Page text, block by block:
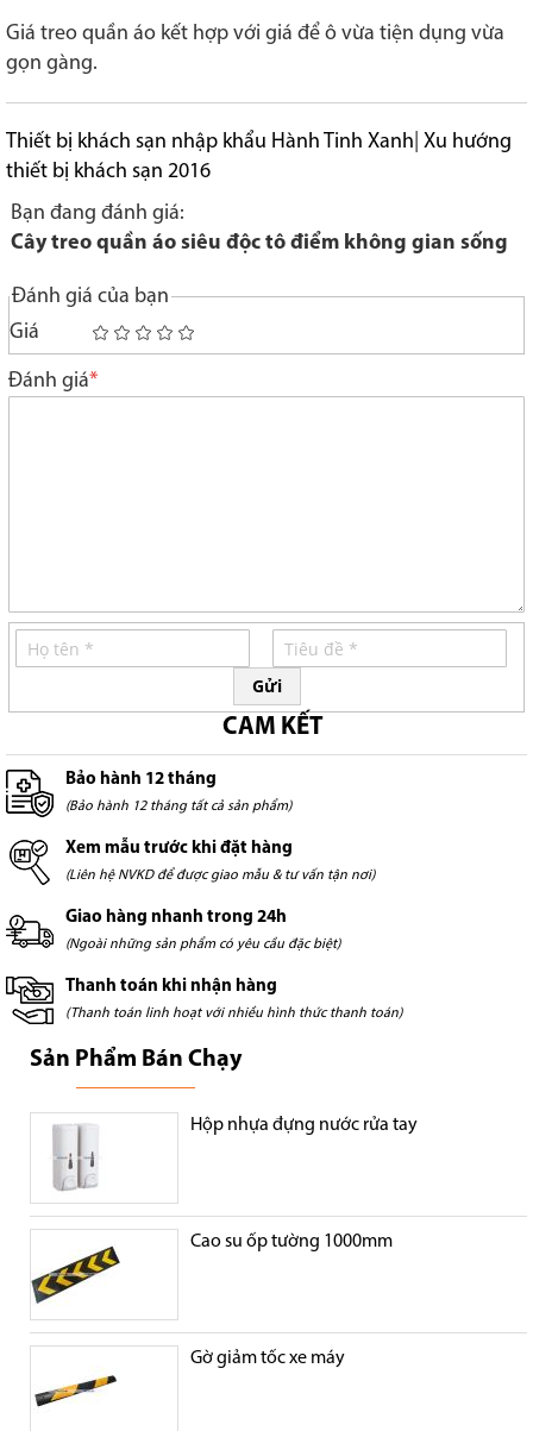
Giá treo quần áo kết hợp với giá để ô vừa tiện dụng vừa
gọn gàng.
Thiết bị khách sạn nhập khẩu Hành Tinh Xanh Xu hướng
thiết bị khách sạn 2016
Bạn đang đánh giá:
Cây treo quần áo siêu độc tô điểm không gian sống
Đánh giá của bạn
Giá
1
star
2
stars
3
stars
4
stars
5
stars
Đánh giá
Gửi
CAM KẾT
Bảo hành 12 tháng
(Bảo hành 12 tháng tất cả sản phẩm)
Xem mẫu trước khi đặt hàng
(Liên hệ NVKD để được giao mẫu & tư vấn tận nơi)
Giao hàng nhanh trong 24h
(Ngoài những sản phẩm có yêu cầu đặc biệt)
Thanh toán khi nhận hàng
(Thanh toán linh hoạt với nhiều hình thức thanh toán)
Sản Phẩm Bán Chạy
Hộp nhựa đựng nước rửa tay
Cao su ốp tường 1000mm
Gờ giảm tốc xe máy